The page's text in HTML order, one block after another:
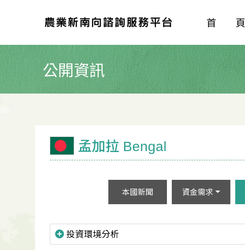
首 頁
公開資訊
孟加拉 Bengal
本國新聞 資金需求
投資環境分析